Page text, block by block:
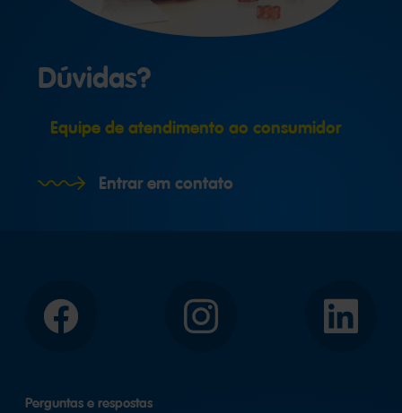
Dúvidas?
Equipe de atendimento ao consumidor
Entrar em contato
Facebook Instagram LinkedIn
Perguntas e respostas